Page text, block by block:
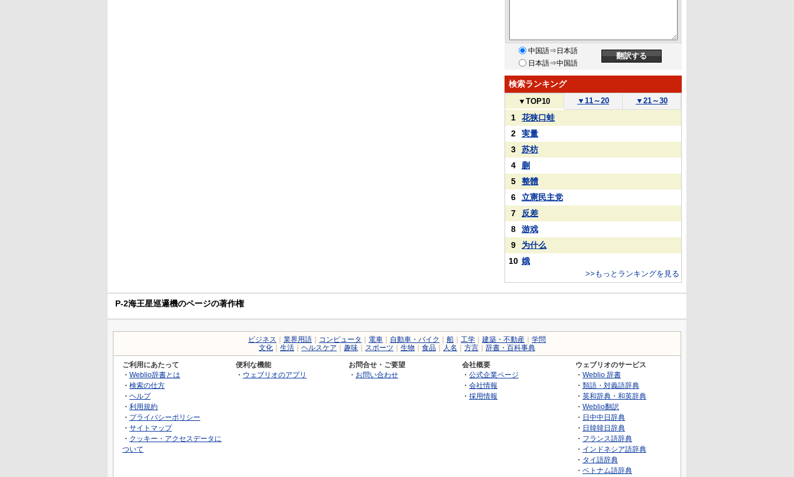
中国語⇒日本語
日本語⇒中国語
検索ランキング
▼ TOP10 ▼ 11～20 ▼ 21～30
1
花狭口蛙
2
実量
3
苏枋
4
蒯
5
整體
6
立憲民主党
7
反差
8
游戏
9
为什么
10 娥
>>もっとランキングを見る
P-2海王星巡邏機のページの著作権
ビジネス 業界用語 コンピュータ 電車 自動車・バイク 船 工学 建築・不動産
学問
文化
生活 ヘルスケア 趣味 スポーツ 生物 食品 人名 方言 辞書・百科事典
ご利用にあたって
・ Weblio辞書とは
・ 検索の仕方
・ ヘルプ
・ 利用規約
・ プライバシーポリシー
・ サイトマップ
・ クッキー・アクセスデータに
ついて
便利な機能
・ ウェブリオのアプリ
お問合せ・ご要望
・ お問い合わせ
会社概要
・ 公式企業ページ
・ 会社情報
・ 採用情報
ウェブリオのサービス
・ Weblio 辞書
・ 類語・対義語辞典
・ 英和辞典・和英辞典
・ Weblio翻訳
・ 日中中日辞典
・ 日韓韓日辞典
・ フランス語辞典
・ インドネシア語辞典
・ タイ語辞典
・ ベトナム語辞典